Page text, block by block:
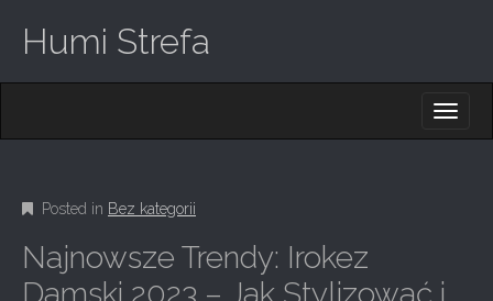
Humi Strefa
M
E
N
C
N
T
Posted in Bez kategorii
Najnowsze Trendy: Irokez